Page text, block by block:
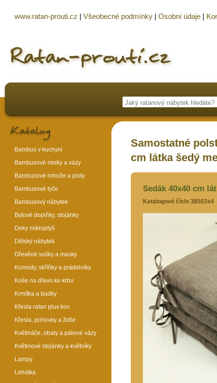
Samostatné
cm látka šedý
Sedák 40x40 cm
Katalogové číslo 38503s4
Bambus v kuchyni
Bambusové misky a vázy
Bambusové rohože a ploty
Bambusové tyče
Bambusový nábytek
Bytové doplňky, stojánky
Deky mikroplyš
Dětský nábytek
Dřevěné sošky a masky
Komody, skříňky a prádelníky
Koše na dřevo ke krbu
Krmítka a budky
Křesla ratan plus kov
Křesla, pohovky a židle
Květináče, obaly a pálené vázy
Květinové stojánky a květníky
Lampy
Lehátka
www.ratan-prouti.cz | Všeobecné podmínky | Osobní údaje |